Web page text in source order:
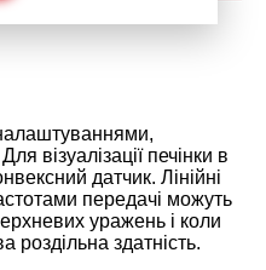
візуалізації печінки в
датчик. Лінійні
передачі можуть
уражень і коли
роздільна здатність.